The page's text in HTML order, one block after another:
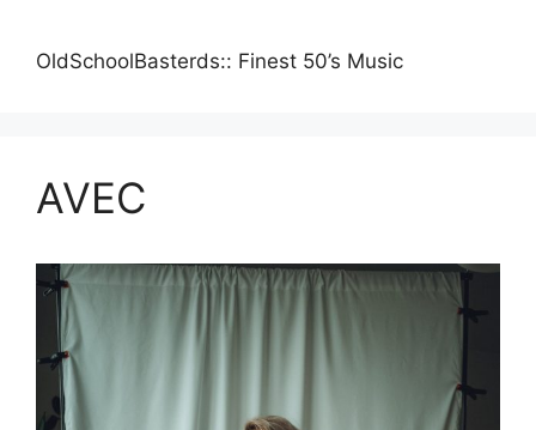
OldSchoolBasterds:: Finest 50’s Music
AVEC